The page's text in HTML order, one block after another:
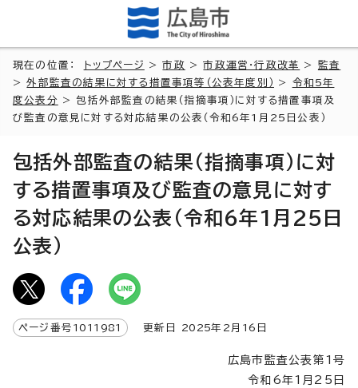
現在の位置： トップページ >市政 >市政運営・行政改革 > 監査
>外部監査の結果に対する措置事項等（公表年度別） > 令和5年
度公表分 > 包括外部監査の結果（指摘事項）に対する措置事項及
び監査の意見に対する対応結果の公表（令和6年1月25日公表）
包括外部監査の結果（指摘事項）に対
する措置事項及び監査の意見に対す
る対応結果の公表（令和6年1月25日
公表）
ページ番号 1011981 更新日 2025年2月 16 日
広島市監査公表第1号
令和6年1月25日